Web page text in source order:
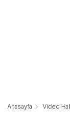
Anasayfa Video